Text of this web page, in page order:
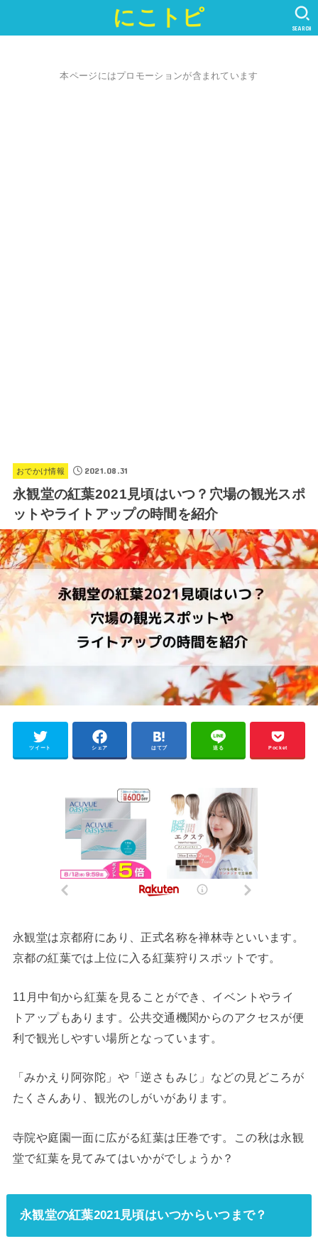
にこトピ SEARCH
本ページにはプロモーションが含まれています
おでかけ情報 2021.08.31
永観堂の紅葉2021見頃はいつ？穴場の観光スポ
ットやライトアップの時間を紹介
ツイート シェア はてブ 送る Pocket
永観堂は京都府にあり、正式名称を禅林寺といいます。
京都の紅葉では上位に入る紅葉狩りスポットです。
11月中旬から紅葉を見ることができ、イベントやライ
トアップもあります。公共交通機関からのアクセスが便
利で観光しやすい場所となっています。
「みかえり阿弥陀」や「逆さもみじ」などの見どころが
たくさんあり、観光のしがいがあります。
寺院や庭園一面に広がる紅葉は圧巻です。この秋は永観
堂で紅葉を見てみてはいかがでしょうか？
永観堂の紅葉2021見頃はいつからいつまで？